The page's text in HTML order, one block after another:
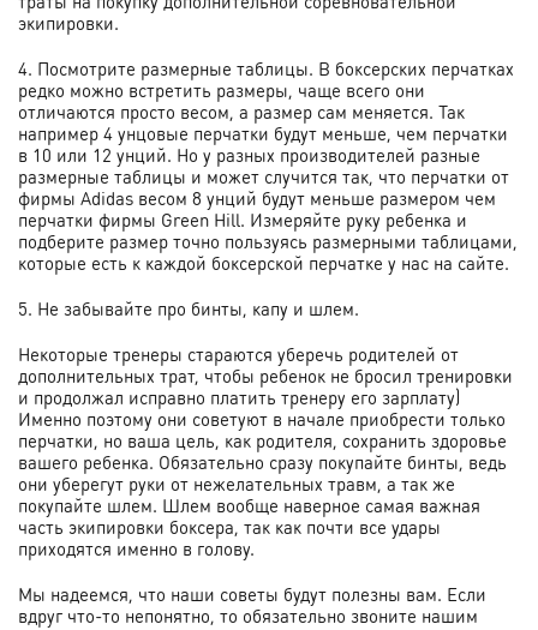
экипировки.
4. Посмотрите размерные таблицы. В боксерских перчатках
редко можно встретить размеры, чаще всего они
отличаются просто весом, а размер сам меняется. Так
например 4 унцовые перчатки будут меньше, чем перчатки
в 10 или 12 унций. Но у разных производителей разные
размерные таблицы и может случится так, что перчатки от
фирмы Adidas весом 8 унций будут меньше размером чем
перчатки фирмы Green Hill. Измеряйте руку ребенка и
подберите размер точно пользуясь размерными таблицами,
которые есть к каждой боксерской перчатке у нас на сайте.
5. Не забывайте про бинты, капу и шлем.
Некоторые тренеры стараются уберечь родителей от
дополнительных трат, чтобы ребенок не бросил тренировки
и продолжал исправно платить тренеру его зарплату)
Именно поэтому они советуют в начале приобрести только
перчатки, но ваша цель, как родителя, сохранить здоровье
вашего ребенка. Обязательно сразу покупайте бинты, ведь
они уберегут руки от нежелательных травм, а так же
покупайте шлем. Шлем вообще наверное самая важная
часть экипировки боксера, так как почти все удары
приходятся именно в голову.
Мы надеемся, что наши советы будут полезны вам. Если
вдруг что-то непонятно, то обязательно звоните нашим